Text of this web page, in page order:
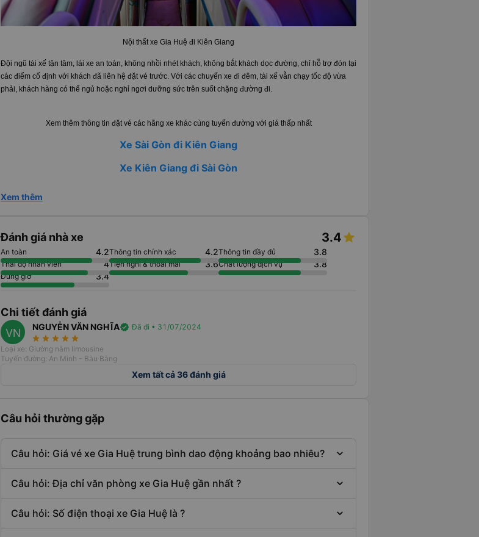
Nội thất xe Gia Huệ đi Kiên Giang
Đội ngũ tài xế tận tâm, lái xe an toàn, không nhồi nhét khách, không bắt khách dọc đường, chỉ hỗ trợ đón tại
các điểm cố định với khách đã liên hệ đặt vé trước. Với các chuyến xe đi đêm, tài xế vẫn chạy tốc độ vừa
phải, khách hàng có thể ngủ hoặc nghỉ ngơi dưỡng sức trên suốt chặng đường đi.
Xem thêm thông tin đặt vé các hãng xe khác cùng tuyến đường với giá thấp nhất
Xe Sài Gòn đi Kiên Giang
Xe Kiên Giang đi Sài Gòn
Xem thêm
Đánh giá nhà xe 3.4
An toàn 4.2Thông tin chính xác 4.2Thông tin đầy đủ 3.8
Thái độ nhân viên 4Tiện nghi & thoải mái 3.6Chất lượng dịch vụ 3.8
Đúng giờ 3.4
Chi tiết đánh giá
VN NGUYỄN VĂN NGHĨAverified Đã đi • 31/07/2024
star_rate star_rate star_rate star_rate star_rate
Loại xe: Giường nằm limousine
Tuyến đường: An Minh - Bàu Bàng
Xem tất cả 36 đánh giá
Câu hỏi thường gặp
Câu hỏi: Giá vé xe Gia Huệ trung bình dao động khoảng bao nhiêu?
Câu hỏi: Địa chỉ văn phòng xe Gia Huệ gần nhất ?
Câu hỏi: Số điện thoại xe Gia Huệ là ?